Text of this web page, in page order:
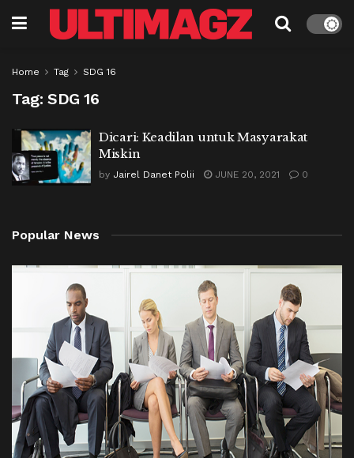
Home Tag SDG 16
Tag: SDG 16
Dicari: Keadilan untuk Masyarakat
Miskin
by Jairel Danet Polii JUNE 20, 2021 0
Popular News